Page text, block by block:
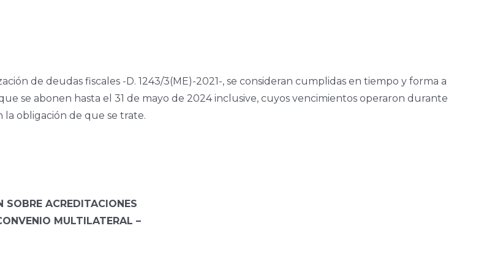
de deudas fiscales -D. 1243/3(ME)-2021-, se consideran cumplidas en tiempo y forma a
se abonen hasta el 31 de mayo de 2024 inclusive, cuyos vencimientos operaron durante
la obligación de que se trate.
SOBRE ACREDITACIONES
MULTILATERAL –